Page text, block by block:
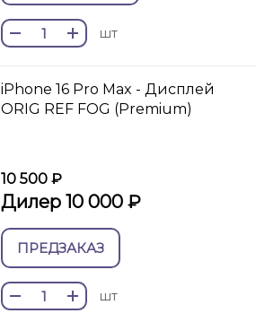
шт
iPhone 16 Pro Max - Дисплей
ORIG REF FOG (Premium)
10 500 ₽
Дилер 10 000 ₽
ПРЕДЗАКАЗ
шт